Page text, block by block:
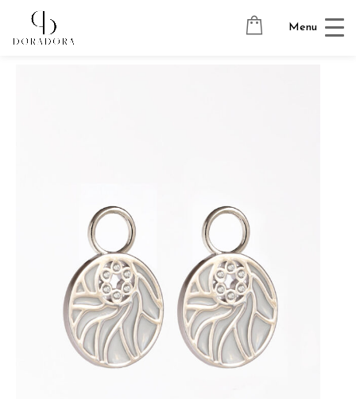
Menu
Avaleht Kõrvarõngaste ripatsid
LUCKY METAL WHITE